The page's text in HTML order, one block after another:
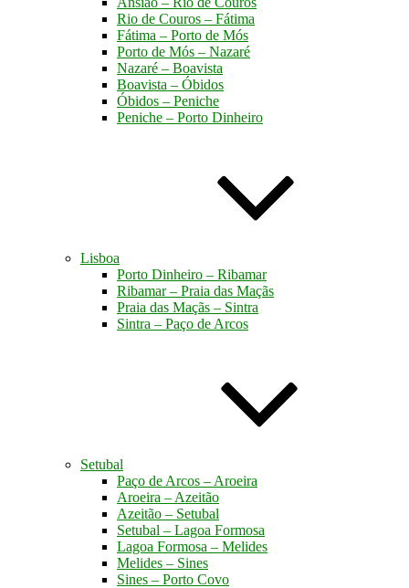
Rio de Couros – Fátima
Fátima – Porto de Mós
Porto de Mós – Nazaré
Nazaré – Boavista
Boavista – Óbidos
Óbidos – Peniche
Peniche – Porto Dinheiro
Lisboa
Porto Dinheiro – Ribamar
Ribamar – Praia das Maçãs
Praia das Maçãs – Sintra
Sintra – Paço de Arcos
Setubal
Paço de Arcos – Aroeira
Aroeira – Azeitão
Azeitão – Setubal
Setubal – Lagoa Formosa
Lagoa Formosa – Melides
Melides – Sines
Sines – Porto Covo